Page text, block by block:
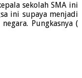
sekolah SMA ini
ini supaya menjadi
Pungkasnya (